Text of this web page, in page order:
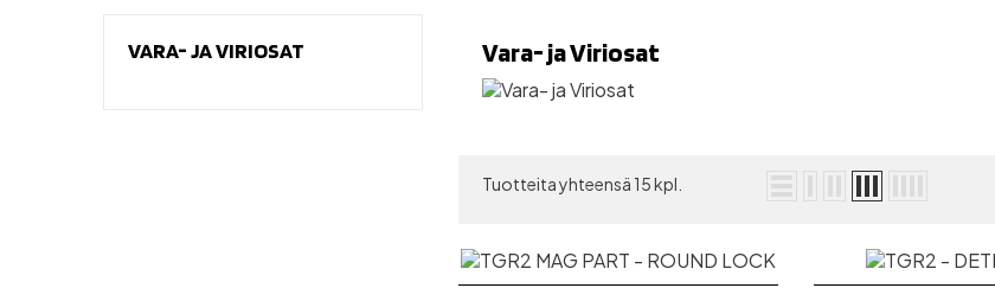
VARA- JA VIRIOSAT Vara- ja Viriosat
Tuotteita yhteensä 15 kpl.